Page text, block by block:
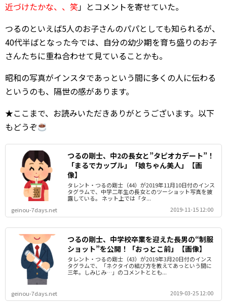
近づけたかな、、笑」とコメントを寄せていた。
つるのといえば5人のお子さんのパパとしても知られるが、
40代半ばとなった今では、自分の幼少期を育ち盛りのお子
さんたちに重ね合わせて見ていることかも。
昭和の写真がインスタであっという間に多くの人に伝わる
というのも、隔世の感があります。
★ここまで、お読みいただきありがとうございます。以下
もどうぞ
つるの剛士、中2の長女と”タピオカデート”！
「まるでカップル」「娘ちゃん美人」【画
像】
タレント・つるの剛士（44）が2019年11月10日付のインス
タグラムで、中学二年生の長女とのツーショット写真を披
露している。 ネット上では「タ...
geinou-7days.net
2019-11-15 12:00
つるの剛士、中学校卒業を迎えた長男の“制服
ショット”を公開！「おっとこ前」【画像】
タレント・つるの剛士（43）が2019年3月20日付のインス
タグラムで、「ネクタイの結び方を教えてあっという間に
三年。しみじみ…」のコメントととも...
geinou-7days.net 2019-03-25 12:00